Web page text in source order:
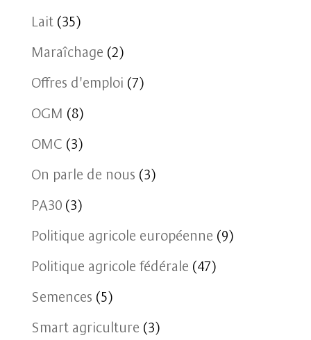
Lait (35)
Maraîchage (2)
Offres d'emploi (7)
OGM (8)
OMC (3)
On parle de nous (3)
PA30(3)
Politique agricole européenne (9)
Politique agricole fédérale (47)
Semences (5)
Smart agriculture (3)